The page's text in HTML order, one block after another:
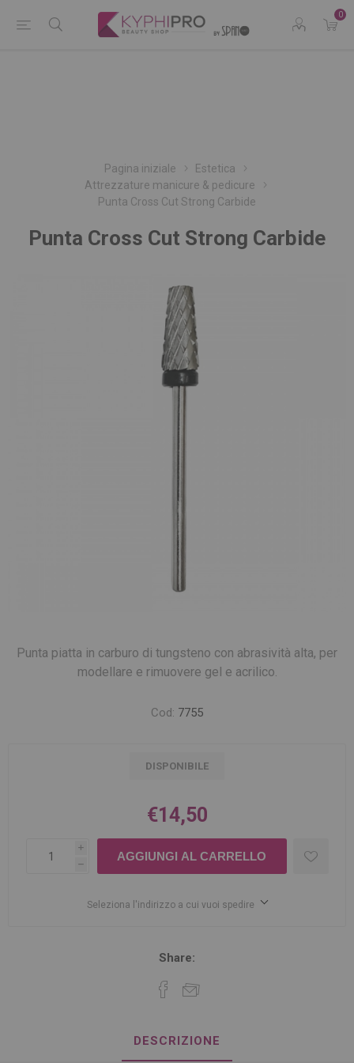
0
Pagina iniziale
Estetica
Attrezzature manicure & pedicure
Punta Cross Cut Strong Carbide
Punta Cross Cut Strong Carbide
Punta piatta in carburo di tungsteno con abrasività alta, per
modellare e rimuovere gel e acrilico.
Cod: 7755
DISPONIBILE
€14,50
i
h
Seleziona l'indirizzo a cui vuoi spedire
Share:
DESCRIZIONE